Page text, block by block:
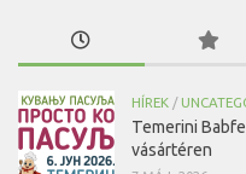
HÍREK /
Temerini
vásártéren